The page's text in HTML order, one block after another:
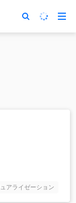
アライゼーション